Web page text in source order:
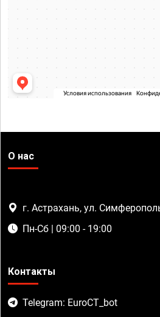
О нас
г. Астрахань, ул.
Пн-Сб | 09:00 - 19:00
Контакты
Telegram: EuroCT_bot